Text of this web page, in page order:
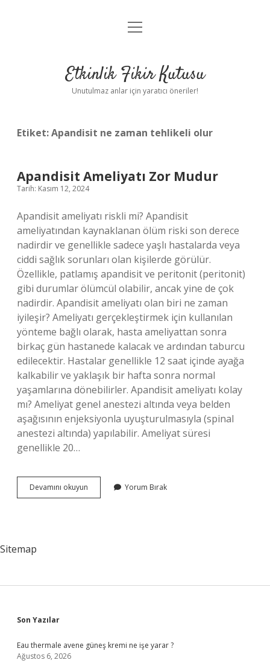
Anasayfa
Yasal Uyarı
menüyü
Etkinlik Fikir Kutusu
Unutulmaz anlar için yaratıcı öneriler!
Etiket:Apandisit ne zaman tehlikeli olur
Apandisit Ameliyatı Zor Mudur
Tarih: Kasım 12, 2024
Apandisit ameliyatı riskli mi? Apandisit
ameliyatından kaynaklanan ölüm riski son derece
nadirdir ve genellikle sadece yaşlı hastalarda veya
ciddi sağlık sorunları olan kişilerde görülür.
Özellikle, patlamış apandisit ve peritonit (peritonit)
gibi durumlar ölümcül olabilir, ancak yine de çok
nadirdir. Apandisit ameliyatı olan biri ne zaman
iyileşir? Ameliyatı gerçekleştirmek için kullanılan
yönteme bağlı olarak, hasta ameliyattan sonra
birkaç gün hastanede kalacak ve ardından taburcu
edilecektir. Hastalar genellikle 12 saat içinde ayağa
kalkabilir ve yaklaşık bir hafta sonra normal
yaşamlarına dönebilirler. Apandisit ameliyatı kolay
mı? Ameliyat genel anestezi altında veya belden
aşağısının enjeksiyonla uyuşturulmasıyla (spinal
anestezi altında) yapılabilir. Ameliyat süresi
genellikle 20…
Devamını okuyun Apandisit
Ameliyatı
Yorum Bırak
Sitemap
Sidebar
Son Yazılar
Eau thermale avene güneş kremi ne işe yarar ?
Ağustos 6, 2026